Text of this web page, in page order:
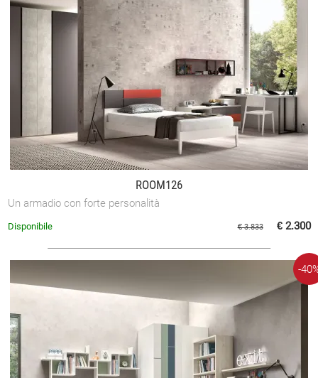
ROOM126
Un armadio con forte personalità
€ 3.833 € 2.300
Disponibile
-